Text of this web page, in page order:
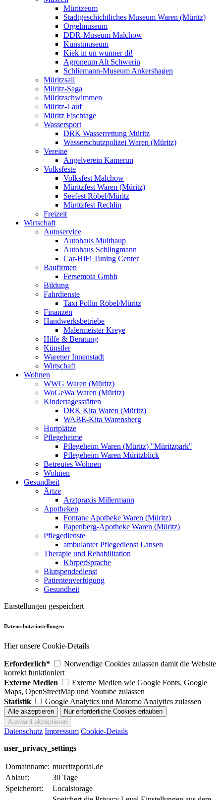
Müritzeum
Stadtgeschichtliches Museum Waren (Müritz)
Orgelmuseum
DDR-Museum Malchow
Kunstmuseum
Kiek in un wunner di!
Agroneum Alt Schwerin
Schliemann-Museum Ankershagen
Müritzsail
Müritz-Saga
Müritzschwimmen
Müritz-Lauf
Müritz Fischtage
Wassersport
DRK Wasserrettung Müritz
Wasserschutzpolizei Waren (Müritz)
Vereine
Angelverein Kamerun
Volksfeste
Volksfest Malchow
Müritzfest Waren (Müritz)
Seefest Röbel/Müritz
Müritzfest Rechlin
Freizeit
Wirtschaft
Autoservice
Autohaus Multhaup
Autohaus Schlingmann
Car-HiFi Tuning Center
Baufirmen
Fersemota Gmbh
Bildung
Fahrdienste
Taxi Pollin Röbel/Müritz
Finanzen
Handwerksbetriebe
Malermeister Kreye
Hilfe & Beratung
Künstler
Warener Innenstadt
Wirtschaft
Wohnen
WWG Waren (Müritz)
WoGeWa Waren (Müritz)
Kindertagesstätten
DRK Kita Waren (Müritz)
WABE-Kita Warensberg
Hortplätze
Pflegeheime
Pflegeheim Waren (Müritz) "Müritzpark"
Pflegeheim Waren Müritzblick
Betreutes Wohnen
Wohnen
Gesundheit
Ärtze
Arztpraxis Millermann
Apotheken
Fontane Apotheke Waren (Müritz)
Papenberg-Apotheke Waren (Müritz)
Pflegedienste
ambulanter Pflegedienst Lansen
Therapie und Rehabilitation
KörperSprache
Blutspendedienst
Patientenverfügung
Gesundheit
Einstellungen gespeichert
Datenschutzeinstellungen
Hier unsere Cookie-Details
Erforderlich*
Notwendige Cookies zulassen damit die Website
korrekt funktioniert
Externe Medien
Externe Medien wie Google Fonts, Google
Maps, OpenStreetMap und Youtube zulassen
Statistik
Google Analytics und Matomo Analytics zulassen
Datenschutz Impressum Cookie-Details
user_privacy_settings
Domainname: mueritzportal.de
Ablauf:
30 Tage
Speicherort:
Localstorage